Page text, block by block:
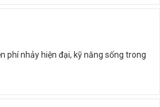
phí nhảy hiện đại, kỹ năng sống trong